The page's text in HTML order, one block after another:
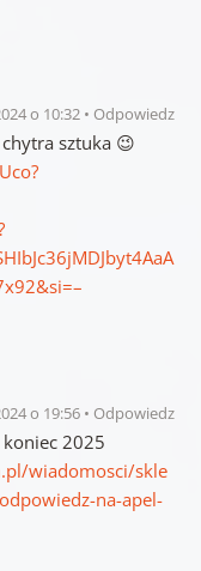
o 10:32 Odpowiedz
sztuka 😉
o 19:56 Odpowiedz
2025
wiadomosci/skle
na-apel-